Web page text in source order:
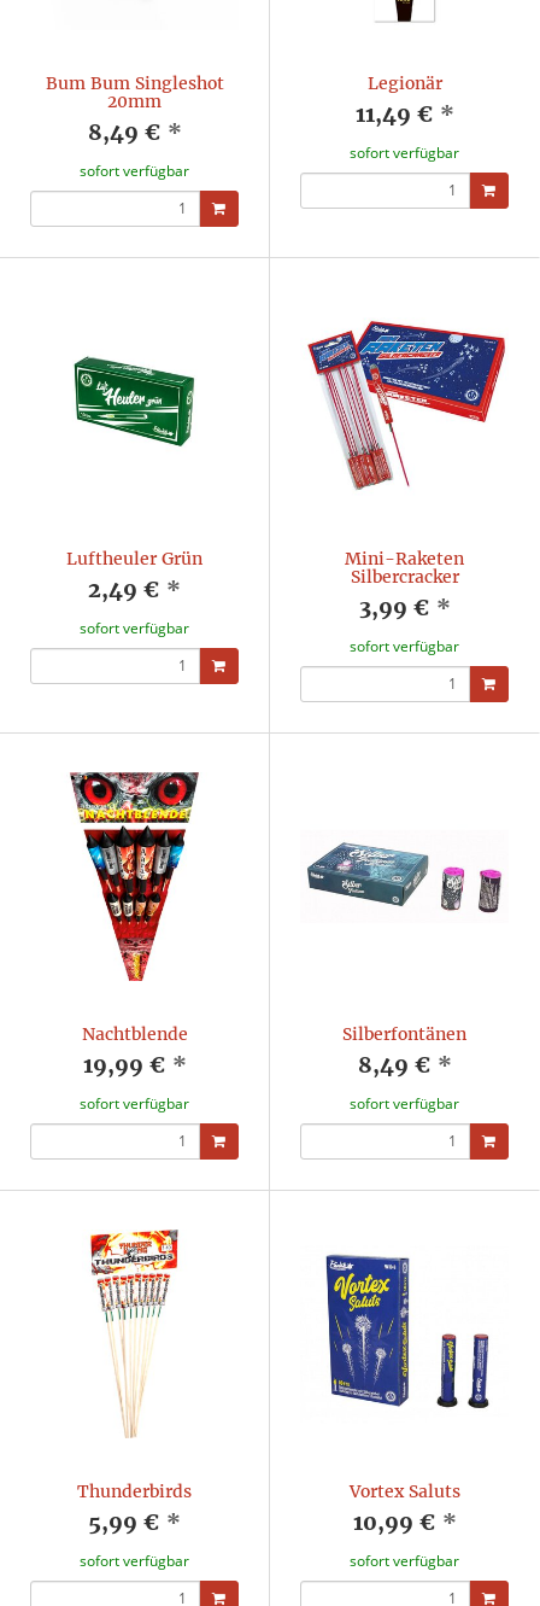
Bum Bum Singleshot
20mm
8,49 € *
sofort verfügbar
Legionär
11,49 € *
sofort verfügbar
Luftheuler Grün
2,49 € *
sofort verfügbar
Mini-Raketen
Silbercracker
3,99 € *
sofort verfügbar
Nachtblende
19,99 € *
sofort verfügbar
Silberfontänen
8,49 € *
sofort verfügbar
Thunderbirds
5,99 € *
sofort verfügbar
Vortex Saluts
10,99 € *
sofort verfügbar